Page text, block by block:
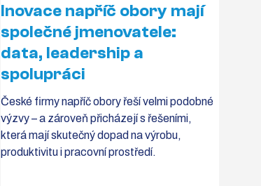
Inovace napříč obory mají
společné jmenovatele:
data, leadership a
spolupráci
České firmy napříč obory řeší velmi podobné
výzvy – a zároveň přicházejí s řešeními,
která mají skutečný dopad na výrobu,
produktivitu i pracovní prostředí.